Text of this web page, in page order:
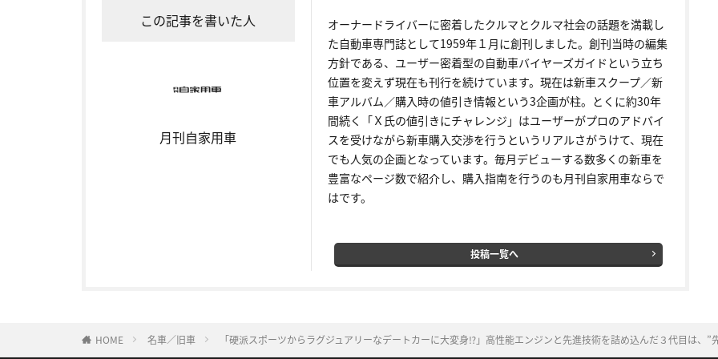
この記事を書いた人
月刊自家用車
オーナードライバーに密着したクルマとクルマ社会の話題を満載し
た自動車専門誌として1959年１月に創刊しました。創刊当時の編集
方針である、ユーザー密着型の自動車バイヤーズガイドという立ち
位置を変えず現在も刊行を続けています。現在は新車スクープ／新
車アルバム／購入時の値引き情報という3企画が柱。とくに約30年
間続く「Ｘ氏の値引きにチャレンジ」はユーザーがプロのアドバイ
スを受けながら新車購入交渉を行うというリアルさがうけて、現在
でも人気の企画となっています。毎月デビューする数多くの新車を
豊富なページ数で紹介し、購入指南を行うのも月刊自家用車ならで
はです。
投稿一覧へ
HOME 名車／旧車 「硬派スポーツからラグジュアリーなデートカーに大変身⁉」高性能エンジンと先進技術を詰め込んだ３代目は、